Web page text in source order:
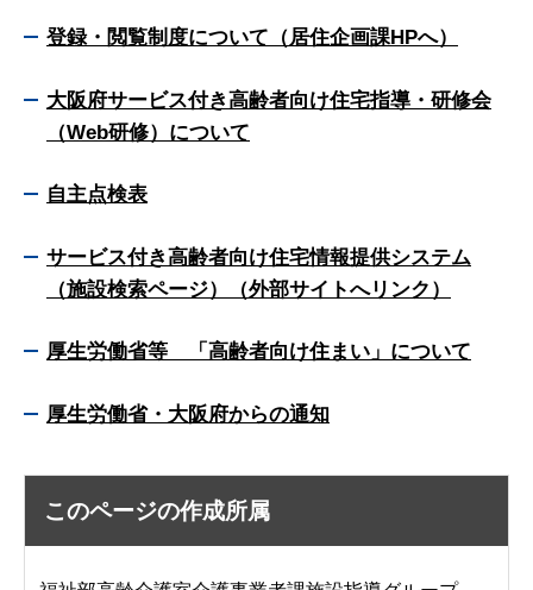
登録・閲覧制度について（居住企画課HPへ）
大阪府サービス付き高齢者向け住宅指導・研修会
（Web研修）について
自主点検表
サービス付き高齢者向け住宅情報提供システム
（施設検索ページ）（外部サイトへリンク）
厚生労働省等 「高齢者向け住まい」について
厚生労働省・大阪府からの通知
このページの作成所属